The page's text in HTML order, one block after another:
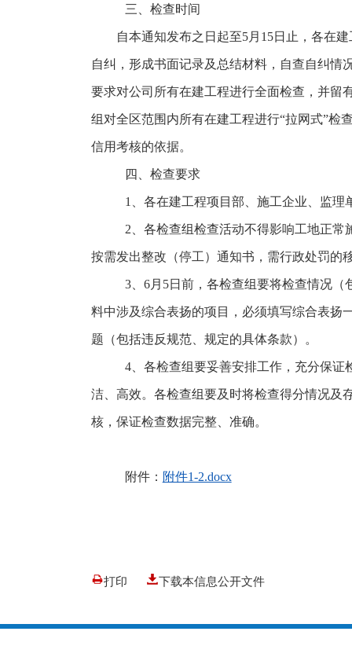
三、检查时间
自本通知发布之日起至5月 15日止，各在
自纠，形成书面记录及总结材料，自查自纠情
要求对公司所有在建工程进行全面检查，并留
组对全区范围内所有在建工程进行“拉网式”检
信用考核的依据。
四、检查要求
1、各在建工程项目部、施工企业、监理
2、各检查组检查活动不得影响工地正常
按需发出整改（停工）通知书，需行政处罚的
3、6月 5日前，各检查组要将检查情况
料中涉及综合表扬的项目，必须填写综合表扬
题（包括违反规范、规定的具体条款）。
4、各检查组要妥善安排工作，充分保证
洁、高效。各检查组要及时将检查得分情况及
核，保证检查数据完整、准确。
附件： 附件1-2.docx
打印 下载本信息公开文件